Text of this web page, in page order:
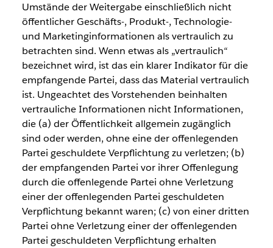
Umstände der Weitergabe einschließlich nicht
öffentlicher Geschäfts-, Produkt-, Technologie-
und Marketinginformationen als vertraulich zu
betrachten sind. Wenn etwas als „vertraulich“
bezeichnet wird, ist das ein klarer Indikator für die
empfangende Partei, dass das Material vertraulich
ist. Ungeachtet des Vorstehenden beinhalten
vertrauliche Informationen nicht Informationen,
die (a) der Öffentlichkeit allgemein zugänglich
sind oder werden, ohne eine der offenlegenden
Partei geschuldete Verpflichtung zu verletzen; (b)
der empfangenden Partei vor ihrer Offenlegung
durch die offenlegende Partei ohne Verletzung
einer der offenlegenden Partei geschuldeten
Verpflichtung bekannt waren; (c) von einer dritten
Partei ohne Verletzung einer der offenlegenden
Partei geschuldeten Verpflichtung erhalten